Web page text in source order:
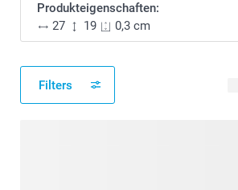
Produkteigenschaften:
27
19 0,3 cm
Filters